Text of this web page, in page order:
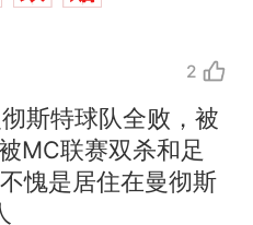
2
斯特球队全败，被
MC联赛双杀和足
愧是居住在曼彻斯